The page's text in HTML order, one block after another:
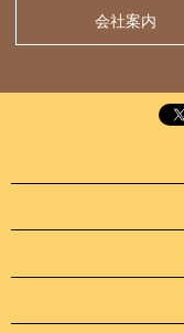
会社案内